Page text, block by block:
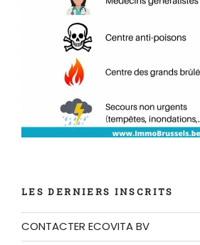
LES DERNIERS INSCRITS
CONTACTER ECOVITA BV